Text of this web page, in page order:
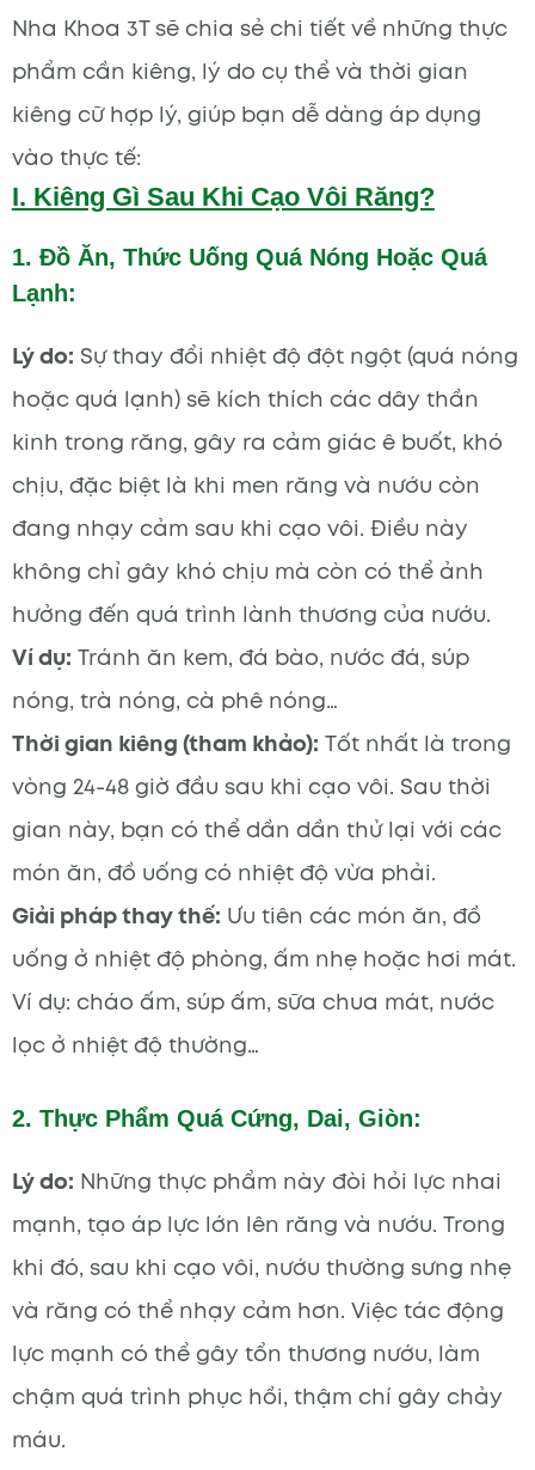
Nha Khoa 3T sẽ chia sẻ chi tiết về những thực
phẩm cần kiêng, lý do cụ thể và thời gian
kiêng cữ hợp lý, giúp bạn dễ dàng áp dụng
vào thực tế:
I. Kiêng Gì Sau Khi Cạo Vôi Răng?
1. Đồ Ăn, Thức Uống Quá Nóng Hoặc Quá
Lạnh:
Lý do: Sự thay đổi nhiệt độ đột ngột (quá nóng
hoặc quá lạnh) sẽ kích thích các dây thần
kinh trong răng, gây ra cảm giác ê buốt, khó
chịu, đặc biệt là khi men răng và nướu còn
đang nhạy cảm sau khi cạo vôi. Điều này
không chỉ gây khó chịu mà còn có thể ảnh
hưởng đến quá trình lành thương của nướu.
Ví dụ: Tránh ăn kem, đá bào, nước đá, súp
nóng, trà nóng, cà phê nóng…
Thời gian kiêng (tham khảo): Tốt nhất là trong
vòng 24-48 giờ đầu sau khi cạo vôi. Sau thời
gian này, bạn có thể dần dần thử lại với các
món ăn, đồ uống có nhiệt độ vừa phải.
Giải pháp thay thế: Ưu tiên các món ăn, đồ
uống ở nhiệt độ phòng, ấm nhẹ hoặc hơi mát.
Ví dụ: cháo ấm, súp ấm, sữa chua mát, nước
lọc ở nhiệt độ thường…
2. Thực Phẩm Quá Cứng, Dai, Giòn:
Lý do: Những thực phẩm này đòi hỏi lực nhai
mạnh, tạo áp lực lớn lên răng và nướu. Trong
khi đó, sau khi cạo vôi, nướu thường sưng nhẹ
và răng có thể nhạy cảm hơn. Việc tác động
lực mạnh có thể gây tổn thương nướu, làm
chậm quá trình phục hồi, thậm chí gây chảy
máu.